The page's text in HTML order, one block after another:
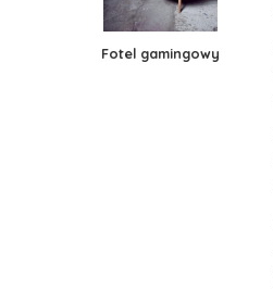
Fotel gamingowy